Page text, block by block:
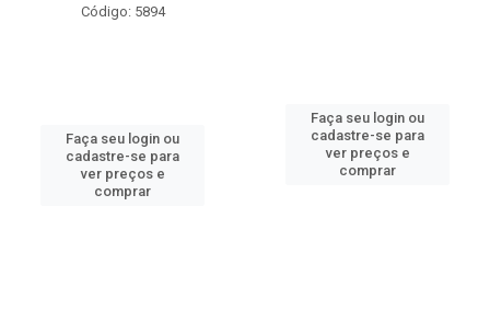
Código: 5894
Faça seu login ou
cadastre-se para
ver preços e
comprar
Faça seu login ou
cadastre-se para
ver preços e
comprar